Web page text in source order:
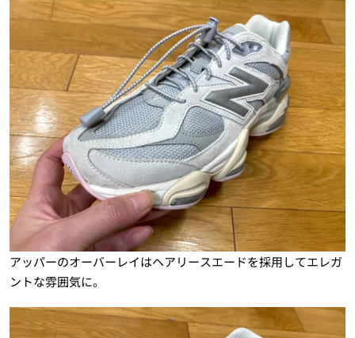
アッパーのオーバーレイはヘアリースエードを採用してエレガ
ントな雰囲気に。